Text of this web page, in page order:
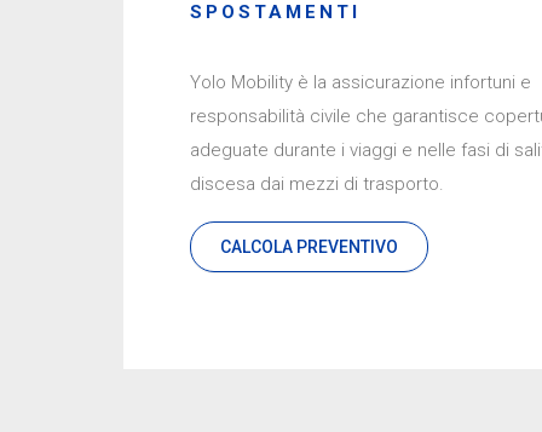
SPOSTAMENTI
Yolo Mobility è la assicurazione infortuni e
responsabilità civile che garantisce
adeguate durante i viaggi e nelle fasi di
discesa dai mezzi di trasporto.
CALCOLA PREVENTIVO